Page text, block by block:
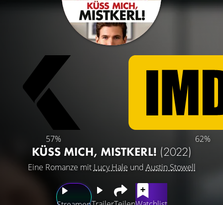
57% 62%
KÜSS MICH, MISTKERL! (2022)
Eine Romanze mit Lucy Hale und Austin Stowell